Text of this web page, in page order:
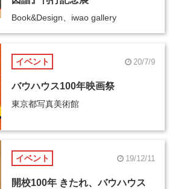
Book&Design、iwao gallery
イベント 20/7/9
バウハウス100年映画祭
東京都写真美術館
イベント 19/12/11
開校100年 きたれ、バウハウス